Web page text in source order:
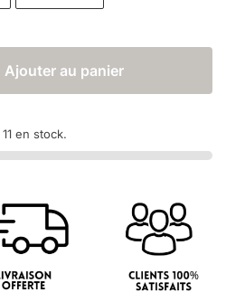
Ajouter au panier
en stock.